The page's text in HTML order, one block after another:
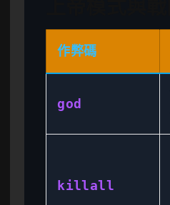
作弊碼
god
killall